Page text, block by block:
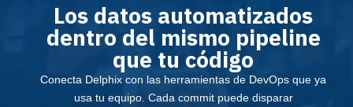
Los datos automatizados
dentro del mismo pipeline
que tu código
Conecta Delphix con las herramientas de DevOps que ya
usa tu equipo. Cada commit puede disparar